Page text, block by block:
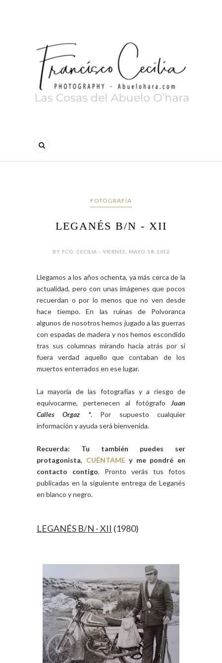
FOTOGRAFÍA
LEGANÉS B/N - XII
BY FCO. CECILIA - VIERNES, MAYO 18, 2012
Llegamos a los años ochenta, ya más cerca de la
actualidad, pero con unas imágenes que pocos
recuerdan o por lo menos que no ven desde
hace tiempo. En las ruinas de Polvoranca
algunos de nosotros hemos jugado a las guerras
con espadas de madera y nos hemos escondido
tras sus columnas mirando hacia atrás por si
fuera verdad aquello que contaban de los
muertos enterrados en ese lugar.
La mayoría de las fotografías y a riesgo de
equivocarme, pertenecen al fotógrafo Juan
Calles Orgaz *. Por supuesto cualquier
información y ayuda será bienvenida.
Recuerda: Tu también puedes ser
protagonista, CUÉNTAMEy me pondré en
contacto contigo. Pronto verás tus fotos
publicadas en la siguiente entrega de Leganés
en blanco y negro.
LEGANÉS B/N - XII (1980)